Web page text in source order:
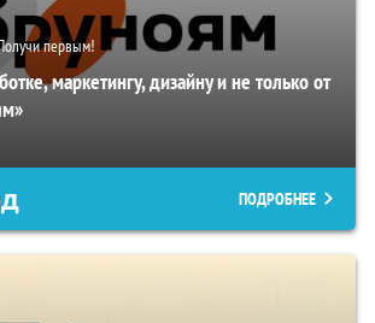
первым!
маркетингу, дизайну и не только от
ПОДРОБНЕЕ